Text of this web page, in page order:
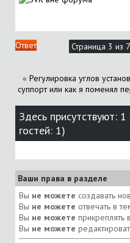
Ответ Страница 3 из 7
« Регулировка углов
суппорт или как я поменял
Здесь присутствуют: 1
гостей: 1)
Ваши права в разделе
Вы не можете создавать
Вы не можете отвечать в
Вы не можете прикреплять
Вы не можете